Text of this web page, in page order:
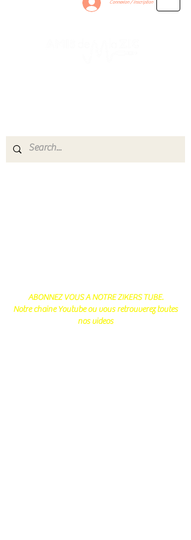
Connexion / Inscription
ABONNEZ VOUS A NOTRE ZIKERS TUBE.
Notre chaine Youtube ou vous retrouverez toutes
nos videos